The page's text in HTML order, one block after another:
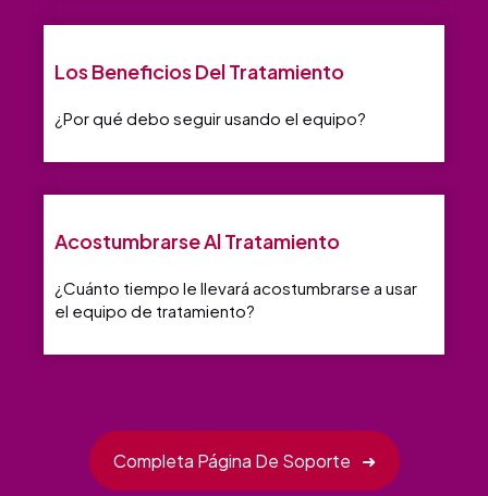
Los Beneficios Del Tratamiento
¿Por qué debo seguir usando el equipo?
Acostumbrarse Al Tratamiento
¿Cuánto tiempo le llevará acostumbrarse a usar
el equipo de tratamiento?
Completa Página De Soporte ➜